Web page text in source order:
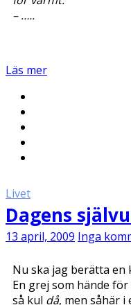
– …..
Läs mer
Livet
Dagens
13 april, 2009 Inga
Nu ska jag berätta en
En grej som hände
så kul då, men såhär